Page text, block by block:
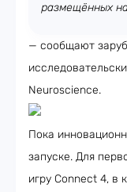
размещённых
— сообщают
Neuroscience.
Пока
запуске. Для
игру Connect 4, в